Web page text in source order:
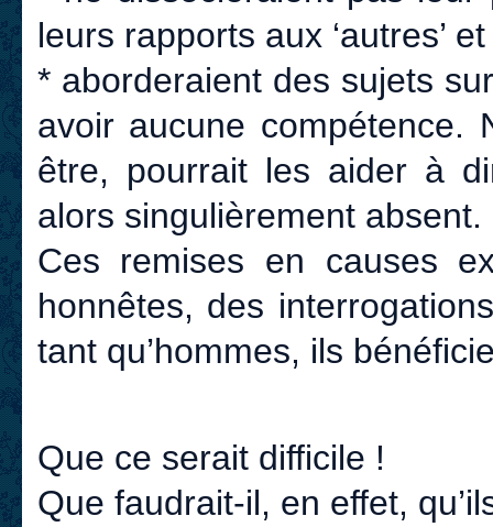
leurs rapports aux ‘autres’
* aborderaient des sujets
avoir aucune
être, pourrait les aider à
alors singulièrement absent.
Ces remises en causes
honnêtes, des
tant qu’hommes, ils
Que ce serait difficile !
Que faudrait-il, en effet,